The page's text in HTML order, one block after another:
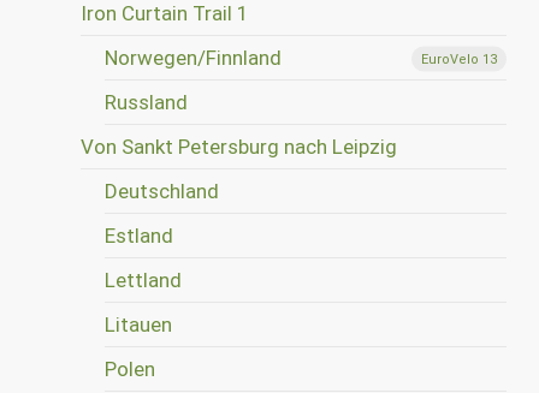
Iron Curtain Trail 1
EuroVelo 13
Norwegen/Finnland
Russland
Von Sankt Petersburg nach Leipzig
Deutschland
Estland
Lettland
Litauen
Polen